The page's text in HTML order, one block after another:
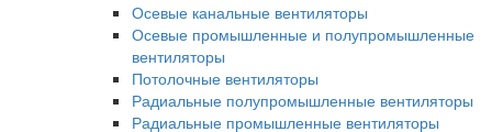
Осевые канальные вентиляторы
Осевые промышленные и полупромышленные
вентиляторы
Потолочные вентиляторы
Радиальные полупромышленные вентиляторы
Радиальные промышленные вентиляторы